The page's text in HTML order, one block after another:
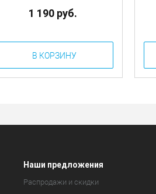
Class 10 (SDSQXA2-064G-
1 190 руб.
В КОРЗИНУ
Наши предложения
Распродажи и скидки